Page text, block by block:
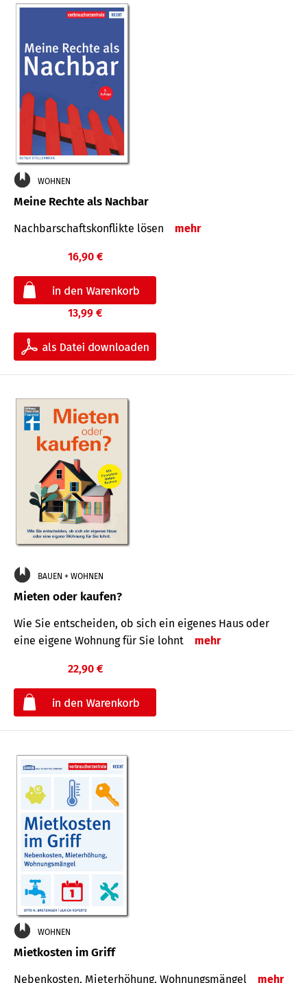
WOHNEN
Meine Rechte als Nachbar
Nach­bar­schafts­konflikte lösen mehr
16,90 €
13,99 €
BAUEN + WOHNEN
Mieten oder kaufen?
Wie Sie entscheiden, ob sich ein eigenes Haus oder
eine eigene Wohnung für Sie lohnt
mehr
22,90 €
WOHNEN
Mietkosten im Griff
Nebenkosten, Mieterhöhung, Wohnungsmängel mehr